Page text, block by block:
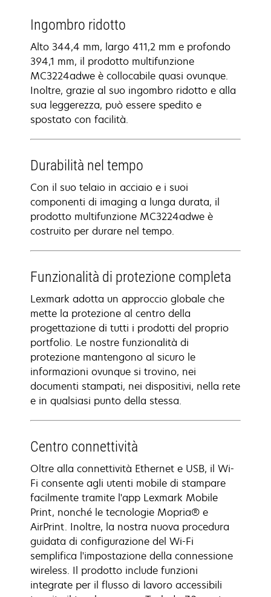
Ingombro ridotto
Alto 344,4 mm, largo 411,2 mm e profondo
394,1 mm, il prodotto multifunzione
MC3224adwe è collocabile quasi ovunque.
Inoltre, grazie al suo ingombro ridotto e alla
sua leggerezza, può essere spedito e
spostato con facilità.
Durabilità nel tempo
Con il suo telaio in acciaio e i suoi
componenti di imaging a lunga durata, il
prodotto multifunzione MC3224adwe è
costruito per durare nel tempo.
Funzionalità di protezione completa
Lexmark adotta un approccio globale che
mette la protezione al centro della
progettazione di tutti i prodotti del proprio
portfolio. Le nostre funzionalità di
protezione mantengono al sicuro le
informazioni ovunque si trovino, nei
documenti stampati, nei dispositivi, nella rete
e in qualsiasi punto della stessa.
Centro connettività
Oltre alla connettività Ethernet e USB, il Wi-
Fi consente agli utenti mobile di stampare
facilmente tramite l'app Lexmark Mobile
Print, nonché le tecnologie Mopria® e
AirPrint. Inoltre, la nostra nuova procedura
guidata di configurazione del Wi-Fi
semplifica l'impostazione della connessione
wireless. Il prodotto include funzioni
integrate per il flusso di lavoro accessibili